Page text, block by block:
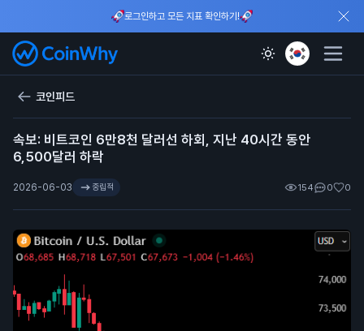
로그인하고 모든 지표 확인하기!
코인피드
속보: 비트코인 6만8천 달러선 하회, 지난 40시간 동안
6,500달러 하락
2026-06-03 중립적 154 0 0